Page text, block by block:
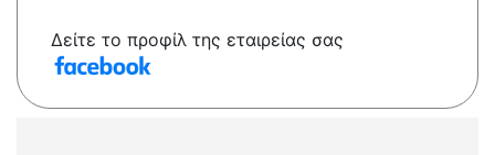
Δείτε το προφίλ της εταιρείας σας